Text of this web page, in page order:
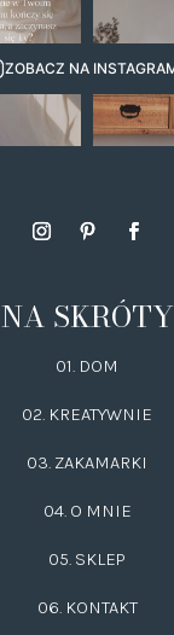
ZOBACZ NA
NA SKRÓTY
01. DOM
02. KREATYWNIE
03. ZAKAMARKI
04. O MNIE
05. SKLEP
06. KONTAKT